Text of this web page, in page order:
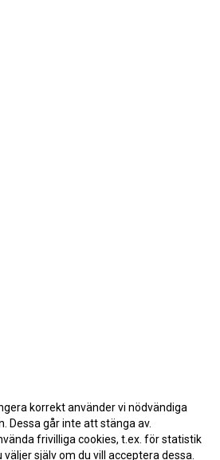
korrekt använder vi nödvändiga
Dessa går inte att stänga av.
frivilliga cookies, t.ex. för statistik
själv om du vill acceptera dessa.